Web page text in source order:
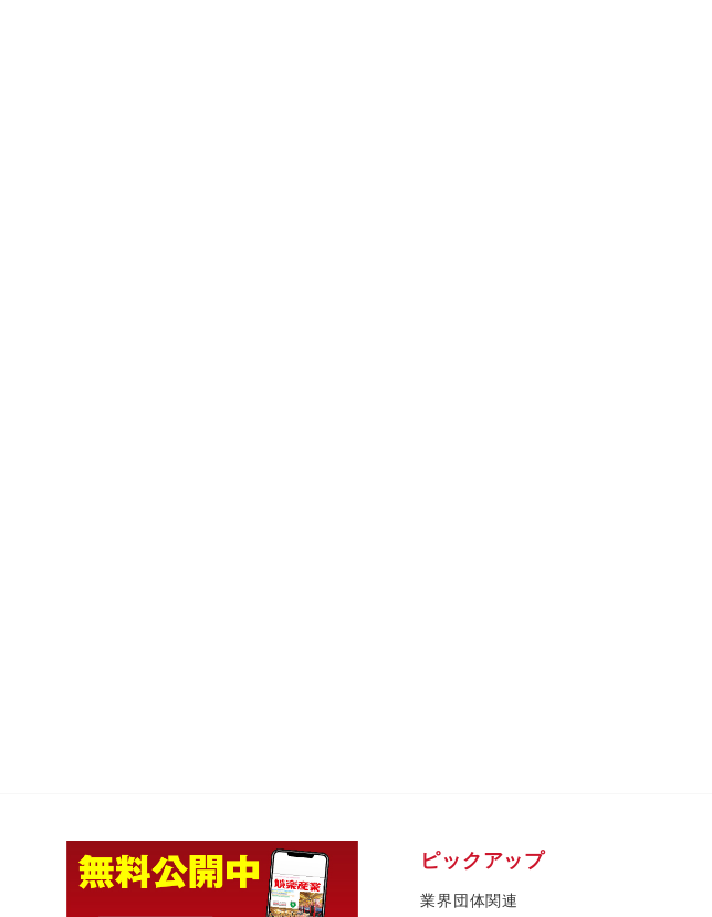
ピックアップ
業界団体関連